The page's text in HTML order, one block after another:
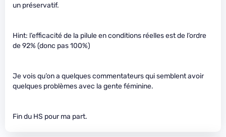
un préservatif.
Hint: l’efficacité de la pilule en conditions réelles est de l’ordre
de 92% (donc pas 100%)
Je vois qu’on a quelques commentateurs qui semblent avoir
quelques problèmes avec la gente féminine.
Fin du HS pour ma part.